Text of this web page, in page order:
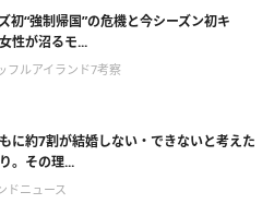
初“強制帰国”の危機と今シーズン初キ
性が沼るモ...
フルアイランド7考察
に約7割が結婚しない・できないと考えた
。その理...
ドニュース